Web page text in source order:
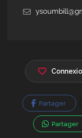
Partager
Partager